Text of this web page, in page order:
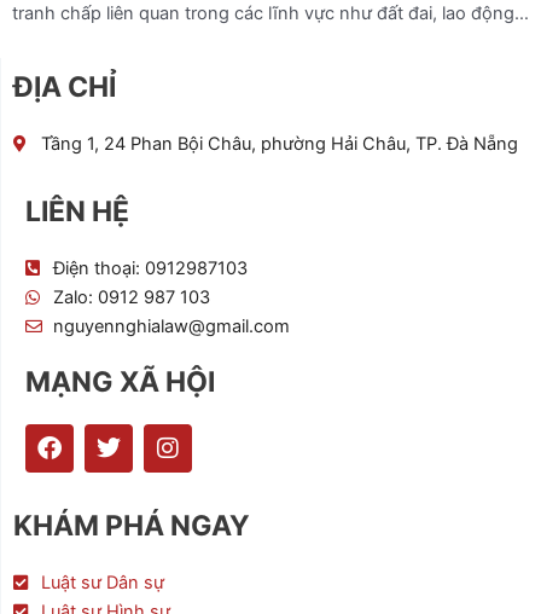
tranh chấp liên quan trong các lĩnh vực như đất đai, lao động…
ĐỊA CHỈ
Tầng 1, 24 Phan Bội Châu, phường Hải Châu, TP. Đà Nẵng
LIÊN HỆ
Điện thoại: 0912987103
Zalo: 0912 987 103
nguyennghialaw@gmail.com
MẠNG XÃ HỘI
F
a
e
b
o
k
T
w
t
t
r
I
n
t
a
a
KHÁM PHÁ NGAY
Luật sư Dân sự